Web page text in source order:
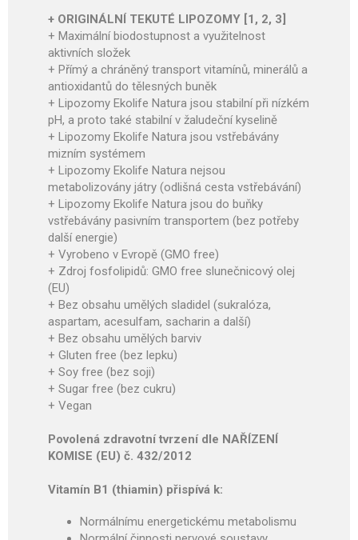
+ ORIGINÁLNÍ TEKUTÉ LIPOZOMY [1, 2, 3]
+ Maximální biodostupnost a využitelnost
aktivních složek
+ Přímý a chráněný transport vitamínů, minerálů a
antioxidantů do tělesných buněk
+ Lipozomy Ekolife Natura jsou stabilní při nízkém
pH, a proto také stabilní v žaludeční kyselině
+ Lipozomy Ekolife Natura jsou vstřebávány
mizním systémem
+ Lipozomy Ekolife Natura nejsou
metabolizovány játry (odlišná cesta vstřebávání)
+ Lipozomy Ekolife Natura jsou do buňky
vstřebávány pasivním transportem (bez potřeby
další energie)
+ Vyrobeno v Evropě (GMO free)
+ Zdroj fosfolipidů: GMO free slunečnicový olej
(EU)
+ Bez obsahu umělých sladidel (sukralóza,
aspartam, acesulfam, sacharin a další)
+ Bez obsahu umělých barviv
+ Gluten free (bez lepku)
+ Soy free (bez soji)
+ Sugar free (bez cukru)
+ Vegan
Povolená zdravotní tvrzení dle NAŘÍZENÍ
KOMISE (EU) č. 432/2012
Vitamín B1 (thiamin) přispívá k:
Normál­nímu energetickému meta­bolismu